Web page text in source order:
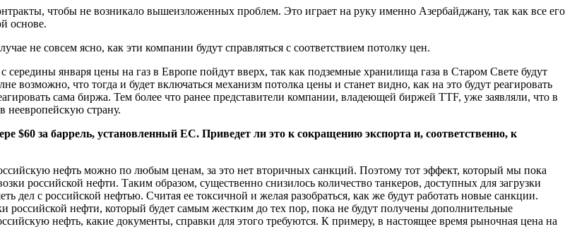
чтобы не возникало вышеизложенных проблем. Это играет на руку именно Азербайджану, так как все его
основе.
не совсем ясно, как эти компании будут справляться с соответствием потолку цен.
января цены на газ в Европе пойдут вверх, так как подземные хранилища газа в Старом Свете будут
возможно, что тогда и будет включаться механизм потолка цены и станет видно, как на это будут реагировать
сама биржа. Тем более что ранее представители компании, владеющей биржей TTF, уже заявляли, что в
неевропейскую страну.
$60 за баррель, установленный ЕС. Приведет ли это к сокращению экспорта и, соответственно, к
нефть можно по любым ценам, за это нет вторичных санкций. Поэтому тот эффект, который мы пока
российской нефти. Таким образом, существенно снизилось количество танкеров, доступных для загрузки
с российской нефтью. Считая ее токсичной и желая разобраться, как же будут работать новые санкции.
российской нефти, который будет самым жестким до тех пор, пока не будут получены дополнительные
нефть, какие документы, справки для этого требуются. К примеру, в настоящее время рыночная цена на